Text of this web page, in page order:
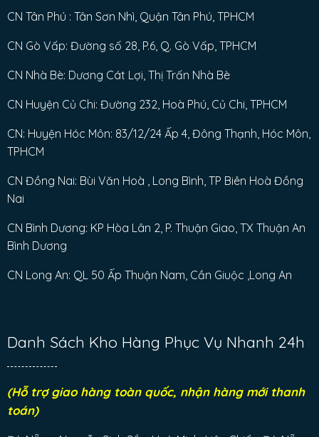
CN Tân Phú : Tân Sơn Nhì, Quận Tân Phú, TPHCM
CN Gò Vấp: Đường số 28, P.6, Q. Gò Vấp, TPHCM
CN Nhà Bè: Dương Cát Lợi, Thị Trấn Nhà Bè
CN Huyện Củ Chi: Đường 232, Hoà Phú, Củ Chi, TPHCM
CN: Huyện Hóc Môn: 83/12/24 Ấp 4, Đông Thạnh, Hóc Môn,
TPHCM
CN Đồng Nai: Bùi Văn Hoà , Long Bình, TP Biên Hoà Đồng
Nai
CN Bình Dương: KP Hòa Lân 2, P. Thuận Giao, TX Thuận An
Bình Dương
CN Long An: QL 50 Ấp Thuận Nam, Cần Giuộc ,Long An
Danh Sách Kho Hàng Phục Vụ Nhanh 24h
(Hỗ trợ giao hàng toàn quốc, nhận hàng mới thanh
toán)